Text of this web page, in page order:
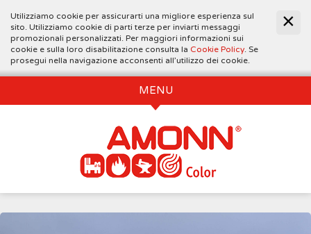
Utilizziamo cookie per assicurarti una migliore esperienza sul
sito. Utilizziamo cookie di parti terze per inviarti messaggi
promozionali personalizzati. Per maggiori informazioni sui
cookie e sulla loro disabilitazione consulta la Cookie Policy. Se
prosegui nella navigazione acconsenti all’utilizzo dei cookie.
MENU